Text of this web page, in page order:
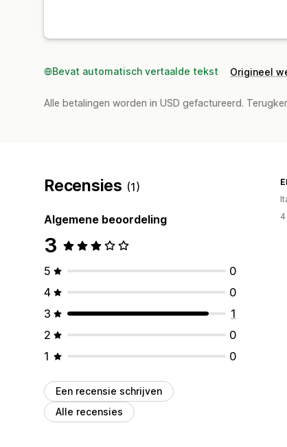
Bevat automatisch vertaalde tekst Origineel
Alle betalingen worden in USD gefactureerd.
Recensies (1)
Algemene beoordeling
3
5
0
4
0
3
1
2
0
1
0
Een recensie schrijven
Alle recensies